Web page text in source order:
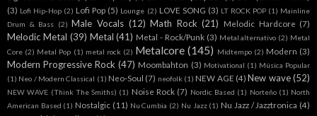
(3) Lofi Hip-Hop (2) Lofi Pop (5) Lounge (2) LOVE SONG (3) LT ROCK POP (1) Mainline
Drum & Bass (2) Male Vocals (12) Math Rock (21) Melodic Hardcore (7)
Melodic Metal (39) Metal (41) Metal - Rock/Punk (3) Metal alternativo (2) Metal
Core (2) Metal Pop (1) metal rock (2) Metalcore (145) Midtempo (2) Modern (3)
Modern Progressive Rock (47) Moombahton (3) Motivational (1) Música Popular
(1) Neo / Modern Classical (1) Neo-Soul (7) neofolk (1) NEW AGE (4) New wave (52)
NEW WAVE (Think The Smiths) (1) Noise Rock (7) Nordic Based (1) Norteño (1) North
American Based (1) Nostalgic (11) Nu Cumbia (2) Nu Jazz (1) Nu Jazz / Jazztronica (4)